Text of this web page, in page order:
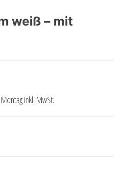
weiß – mit
inkl. MwSt.
mit Seitenteilen Menge